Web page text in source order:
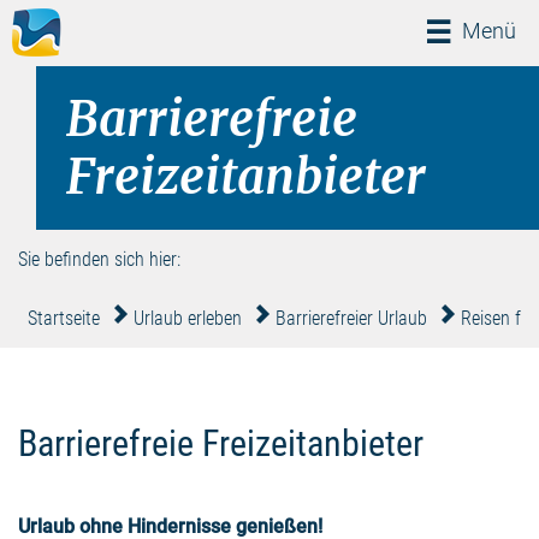
Menü
Menü
Barrierefreie
Freizeitanbieter
Sie befinden sich hier:
Startseite Urlaub erleben Barrierefreier Urlaub Reisen
Barrierefreie Freizeitanbieter
Urlaub ohne Hindernisse genießen!